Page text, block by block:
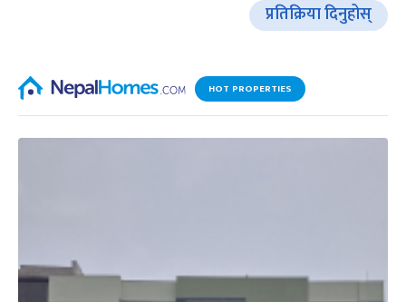
प्रतिक्रिया दिनुहोस्
HOT PROPERTIES